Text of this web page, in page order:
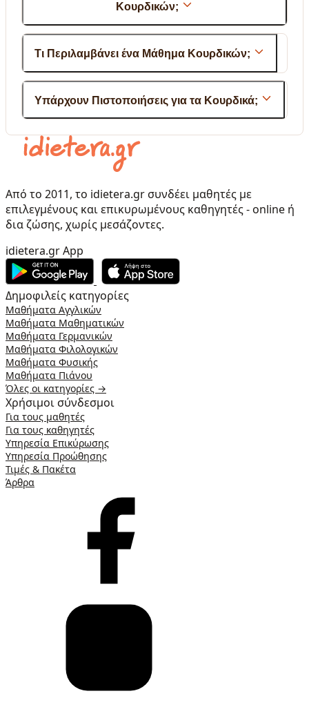
Κουρδικών;
Τι Περιλαμβάνει ένα Μάθημα Κουρδικών;
Υπάρχουν Πιστοποιήσεις για τα Κουρδικά;
Από το 2011, το idietera.gr συνδέει μαθητές με
επιλεγμένους και επικυρωμένους καθηγητές - online ή
δια ζώσης, χωρίς μεσάζοντες.
idietera.gr App
Δημοφιλείς κατηγορίες
Μαθήματα Αγγλικών
Μαθήματα Μαθηματικών
Μαθήματα Γερμανικών
Μαθήματα Φιλολογικών
Μαθήματα Φυσικής
Μαθήματα Πιάνου
Όλες οι κατηγορίες →
Χρήσιμοι σύνδεσμοι
Για τους μαθητές
Για τους καθηγητές
Υπηρεσία Επικύρωσης
Υπηρεσία Προώθησης
Τιμές & Πακέτα
Άρθρα